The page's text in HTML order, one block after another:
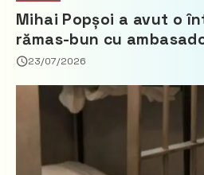
Mihai Popșoi a avut o
rămas-bun cu
Țărilor de Jos, Fred Duijn
23/07/2026